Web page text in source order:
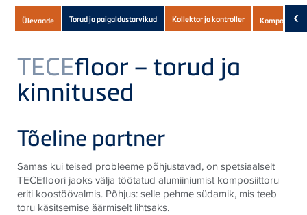
Subnavigation
of
current
Product
Ülevaade Torud ja paigaldustarvikud Kollektor ja kontroller Komponendid
‹
TECEfloor – torud ja
kinnitused
Tõeline partner
Samas kui teised probleeme põhjustavad, on spetsiaalselt
TECEfloori jaoks välja töötatud alumiiniumist komposiittoru
eriti koostöövalmis. Põhjus: selle pehme südamik, mis teeb
toru käsitsemise äärmiselt lihtsaks.